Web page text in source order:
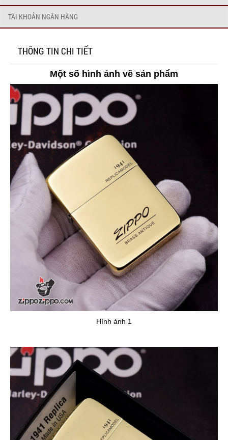
TÀI KHOẢN NGÂN HÀNG
THÔNG TIN CHI TIẾT
Một số hình ảnh về sản phẩm
Hình ảnh 1